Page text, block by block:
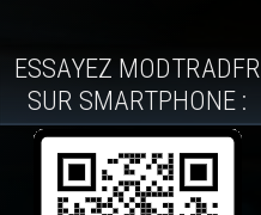
ESSAYEZ MODTRADFR
SUR SMARTPHONE :